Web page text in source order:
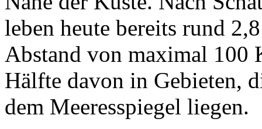
leben heute bereits rund
Abstand von maximal 100
Hälfte davon in Gebieten,
dem Meeresspiegel liegen.